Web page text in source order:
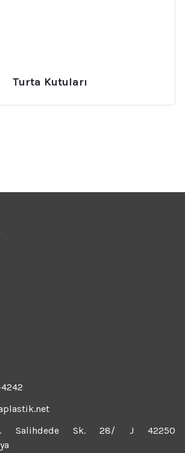
Turta Kutuları
Salihdede Sk. 28/ J 42250